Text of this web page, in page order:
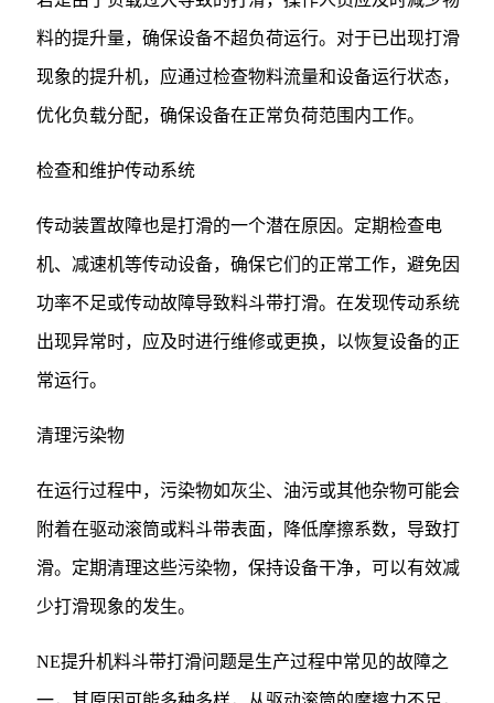
料的提升量，确保设备不超负荷运行。对于已出现打滑
现象的提升机，应通过检查物料流量和设备运行状态，
优化负载分配，确保设备在正常负荷范围内工作。
检查和维护传动系统
传动装置故障也是打滑的一个潜在原因。定期检查电
机、减速机等传动设备，确保它们的正常工作，避免因
功率不足或传动故障导致料斗带打滑。在发现传动系统
出现异常时，应及时进行维修或更换，以恢复设备的正
常运行。
清理污染物
在运行过程中，污染物如灰尘、油污或其他杂物可能会
附着在驱动滚筒或料斗带表面，降低摩擦系数，导致打
滑。定期清理这些污染物，保持设备干净，可以有效减
少打滑现象的发生。
NE提升机料斗带打滑问题是生产过程中常见的故障之